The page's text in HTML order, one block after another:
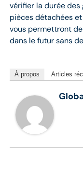
vérifier la durée
pièces détachées
vous permettront
dans le futur sans
À propos Articles